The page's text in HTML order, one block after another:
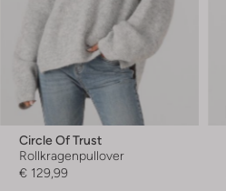
Circle Of Trust
Rollkragenpullover
€ 129,99